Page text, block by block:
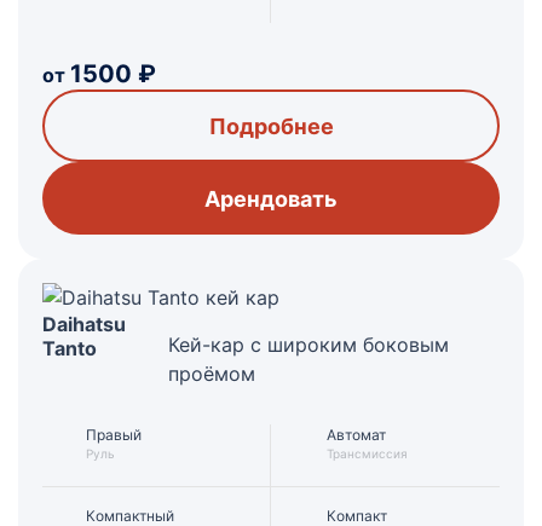
от 1500 ₽
Подробнее
Арендовать
Daihatsu
Tanto
Кей-кар с широким боковым
проёмом
Правый
Руль
Компактный
Автомат
Трансмиссия
Компакт